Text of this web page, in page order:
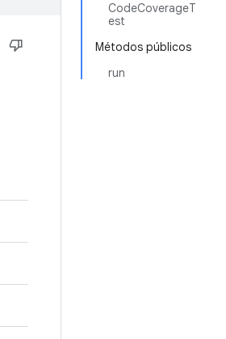
CodeCoverageT
est
Métodos públicos
run